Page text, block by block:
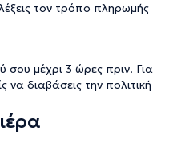
τον τρόπο πληρωμής
σου μέχρι 3 ώρες πριν. Για
να διαβάσεις την πολιτική